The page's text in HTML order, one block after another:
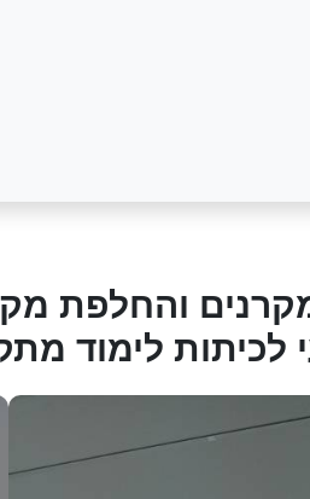
והחלפת
לכיתות לימוד